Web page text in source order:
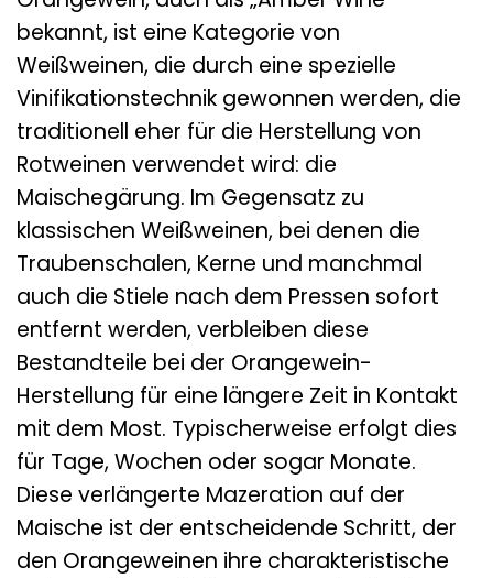
bekannt, ist eine Kategorie von
Weißweinen, die durch eine spezielle
Vinifikationstechnik gewonnen werden, die
traditionell eher für die Herstellung von
Rotweinen verwendet wird: die
Maischegärung. Im Gegensatz zu
klassischen Weißweinen, bei denen die
Traubenschalen, Kerne und manchmal
auch die Stiele nach dem Pressen sofort
entfernt werden, verbleiben diese
Bestandteile bei der Orangewein-
Herstellung für eine längere Zeit in Kontakt
mit dem Most. Typischerweise erfolgt dies
für Tage, Wochen oder sogar Monate.
Diese verlängerte Mazeration auf der
Maische ist der entscheidende Schritt, der
den Orangeweinen ihre charakteristische